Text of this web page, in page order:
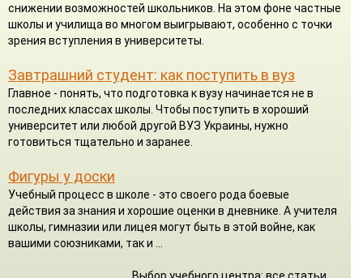
снижении возможностей школьников. На этом фоне частные
школы и училища во многом выигрывают, особенно с точки
зрения вступления в университеты.
Завтрашний студент: как поступить в вуз
Главное - понять, что подготовка к вузу начинается не в
последних классах школы. Чтобы поступить в хороший
университет или любой другой ВУЗ Украины, нужно
готовиться тщательно и заранее.
Фигуры у доски
Учебный процесс в школе - это своего рода боевые
действия за знания и хорошие оценки в дневнике. А учителя
школы, гимназии или лицея могут быть в этой войне, как
вашими союзниками, так и ...
Выбор учебного центра: все статьи